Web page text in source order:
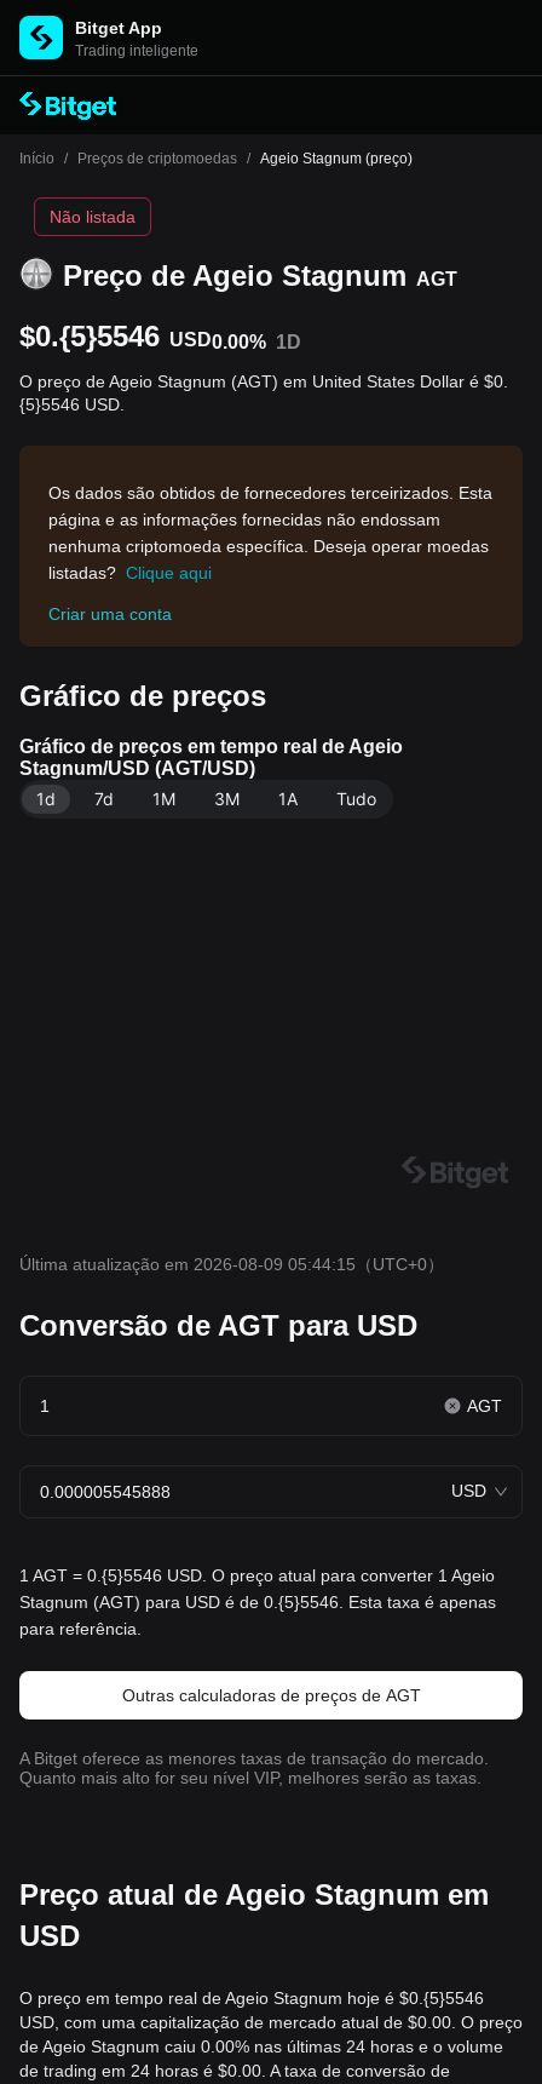
Bitget App
Trading inteligente
Início / Preços de criptomoedas / Ageio Stagnum (preço)
Preço de Ageio Stagnum AGT
Não listada
$0.{5}5546 USD0.00% 1D
O preço de Ageio Stagnum (AGT) em United States Dollar é $0.
{5}5546 USD.
Os dados são obtidos de fornecedores terceirizados. Esta
página e as informações fornecidas não endossam
nenhuma criptomoeda específica. Deseja operar moedas
listadas? Clique aqui
Criar uma conta
Gráfico de preços
Gráfico de preços em tempo real de Ageio
Stagnum/USD (AGT/USD)
1d
7d 1M 3M 1A Tudo
Última atualização em 2026-08-09 05:44:15 （UTC+0）
Conversão de AGT para USD
AGT
USD
1 AGT = 0.{5}5546 USD. O preço atual para converter 1 Ageio
Stagnum (AGT) para USD é de 0.{5}5546. Esta taxa é apenas
para referência.
Outras calculadoras de preços de AGT
A Bitget oferece as menores taxas de transação do mercado.
Quanto mais alto for seu nível VIP, melhores serão as taxas.
Preço atual de Ageio Stagnum em
USD
O preço em tempo real de Ageio Stagnum hoje é $0.{​5}5546
USD, com uma capitalização de mercado atual de $0.00. O preço
de Ageio Stagnum caiu 0.00% nas últimas 24 horas e o volume
de trading em 24 horas é $0.00. A taxa de conversão de